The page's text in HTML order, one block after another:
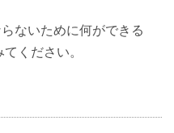
ないために何ができる
ください。